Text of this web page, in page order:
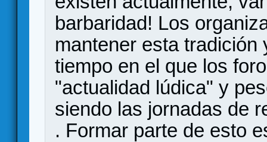
barbaridad! Los
mantener esta tradición
tiempo en el que los
"actualidad lúdica" y
siendo las jornadas de
. Formar parte de esto